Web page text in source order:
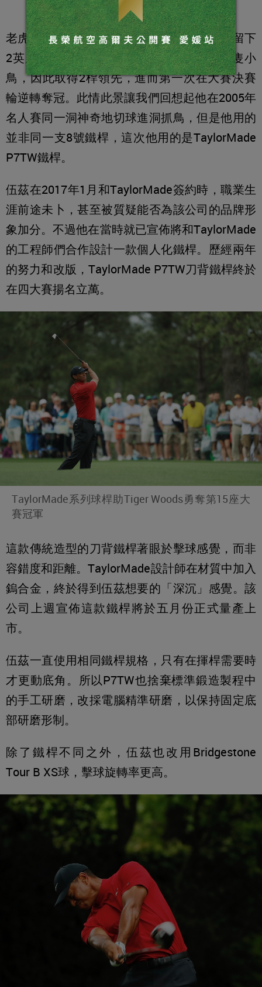
老虎‧伍茲在16洞開球順著斜坡滑動到洞旁，留下
2英尺博蒂推球，他順利抓到了當天最後一隻小
鳥，因此取得2桿領先，進而第一次在大賽決賽
輪逆轉奪冠。此情此景讓我們回想起他在2005年
名人賽同一洞神奇地切球進洞抓鳥，但是他用的
並非同一支8號鐵桿，這次他用的是TaylorMade
P7TW鐵桿。
伍茲在2017年1月和TaylorMade簽約時，職業生
涯前途未卜，甚至被質疑能否為該公司的品牌形
象加分。不過他在當時就已宣佈將和TaylorMade
的工程師們合作設計一款個人化鐵桿。歷經兩年
的努力和改版，TaylorMade P7TW刀背鐵桿終於
在四大賽揚名立萬。
TaylorMade系列球桿助Tiger Woods勇奪第15座大
賽冠軍
這款傳統造型的刀背鐵桿著眼於擊球感覺，而非
容錯度和距離。TaylorMade設計師在材質中加入
鎢合金，終於得到伍茲想要的「深沉」感覺。該
公司上週宣佈這款鐵桿將於五月份正式量產上
市。
伍茲一直使用相同鐵桿規格，只有在揮桿需要時
才更動底角。所以P7TW也捨棄標準鍛造製程中
的手工研磨，改採電腦精準研磨，以保持固定底
部研磨形制。
除了鐵桿不同之外，伍茲也改用Bridgestone
Tour B XS球，擊球旋轉率更高。